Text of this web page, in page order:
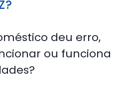
deu erro,
ou funciona